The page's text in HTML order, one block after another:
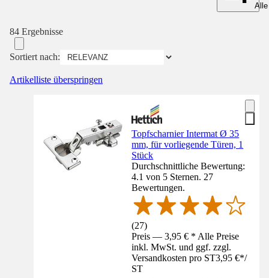
84 Ergebnisse
Sortiert nach:
Artikelliste überspringen
Topfscharnier Intermat Ø 35
mm, für vorliegende Türen, 1
Stück
Durchschnittliche Bewertung:
4.1 von 5 Sternen. 27
Bewertungen.
(27)
Preis — 3,95 € * Alle Preise
inkl. MwSt. und ggf. zzgl.
Versandkosten pro ST3,95 €*/
ST